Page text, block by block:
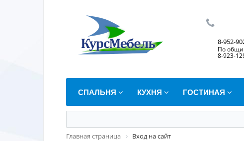
8-952-
По
8-923-
СПАЛЬНЯ КУХНЯ ГОСТИНАЯ
Главная страница Вход на сайт